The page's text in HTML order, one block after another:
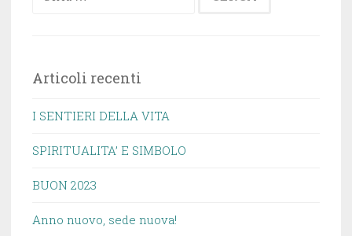
Articoli recenti
I SENTIERI DELLA VITA
SPIRITUALITA’ E SIMBOLO
BUON 2023
Anno nuovo, sede nuova!